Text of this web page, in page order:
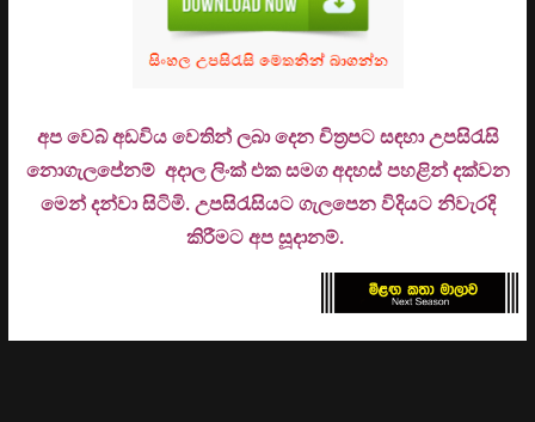
අප වෙබ් අඩවිය වෙතින් ලබා දෙන චිත්‍රපට සඳහා උපසිරැසි
නොගැලපේනම් අදාල ලිංක් එක සමග අදහස් පහළින් දක්වන
මෙන් දන්වා සිටිමි. උපසිරැසියට ගැලපෙන විදියට නිවැරදි
කිරීමට අප සූදානම්.